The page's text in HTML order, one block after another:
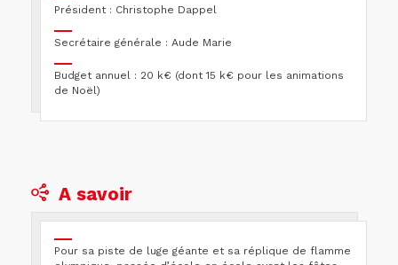
Président : Christophe Dappel
Secrétaire générale : Aude Marie
Budget annuel : 20 k€ (dont 15 k€ pour les animations
de Noël)
A savoir
Pour sa piste de luge géante et sa réplique de flamme